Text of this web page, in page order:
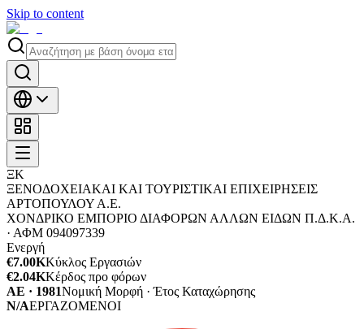
Skip to content
ΞΚ
ΞΕΝΟΔΟΧΕΙΑΚΑΙ ΚΑΙ ΤΟΥΡΙΣΤΙΚΑΙ ΕΠΙΧΕΙΡΗΣΕΙΣ
ΑΡΤΟΠΟΥΛΟΥ Α.Ε.
ΧΟΝΔΡΙΚΟ ΕΜΠΟΡΙΟ ΔΙΑΦΟΡΩΝ ΑΛΛΩΝ ΕΙΔΩΝ Π.Δ.Κ.Α.
· ΑΦΜ 094097339
Ενεργή
€7.00KΚύκλος Εργασιών
€2.04KΚέρδος προ φόρων
ΑΕ · 1981Νομική Μορφή · Έτος Καταχώρησης
N/AΕΡΓΑΖΟΜΕΝΟΙ